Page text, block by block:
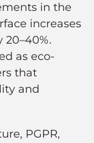
in the
increases
20–40%.
as eco-
that
and
PGPR,